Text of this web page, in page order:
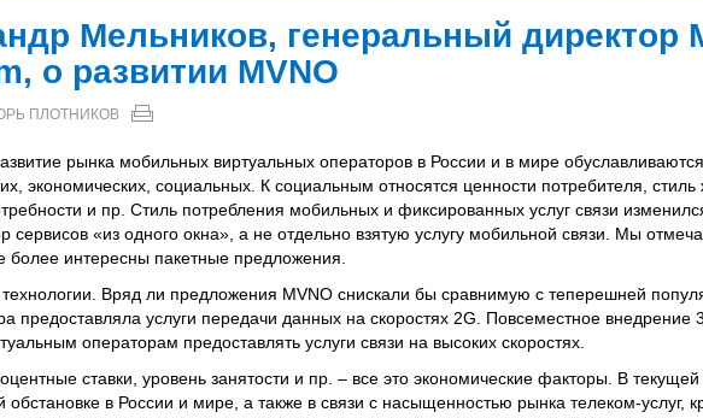
Мельников, генеральный директор
о развитии MVNO
ПЛОТНИКОВ
рынка мобильных виртуальных операторов в России и в мире
экономических, социальных. К социальным относятся ценности потребителя,
и пр. Стиль потребления мобильных и фиксированных услуг связи
сервисов «из одного окна», а не отдельно взятую услугу мобильной связи. Мы
более интересны пакетные предложения.
Вряд ли предложения MVNO снискали бы сравнимую с теперешней
предоставляла услуги передачи данных на скоростях 2G. Повсеместное внедрение
операторам предоставлять услуги связи на высоких скоростях.
ставки, уровень занятости и пр. – все это экономические факторы. В текущей
обстановке в России и мире, а также в связи с насыщенностью рынка телеком-услуг,